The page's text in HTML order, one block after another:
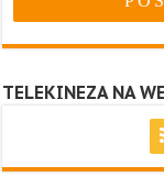
TELEKINEZA NA